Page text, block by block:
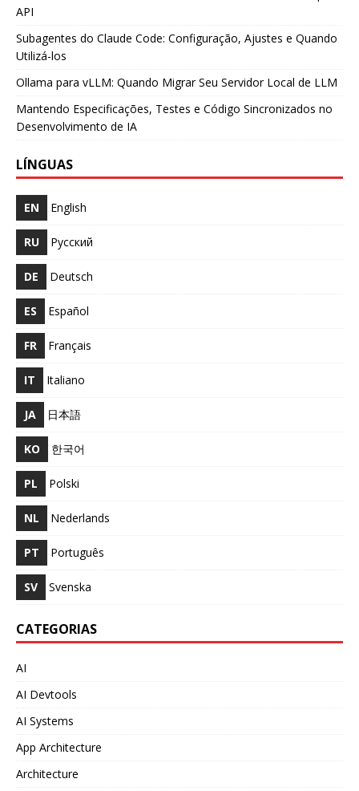
API
Subagentes do Claude Code: Configuração, Ajustes e Quando
Utilizá-los
Ollama para vLLM: Quando Migrar Seu Servidor Local de LLM
Mantendo Especificações, Testes e Código Sincronizados no
Desenvolvimento de IA
LÍNGUAS
EN English
RU Русский
DE Deutsch
ES Español
FR Français
IT Italiano
JA 日本語
KO 한국어
PL Polski
NL Nederlands
PT Português
SV Svenska
CATEGORIAS
AI
AI Devtools
AI Systems
App Architecture
Architecture